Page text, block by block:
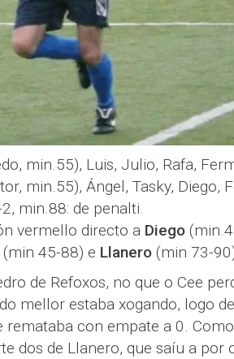
min.55), Luis, Julio, Rafa,
min.55), Ángel, Tasky, Diego,
min.88: de penalti.
vermello directo a Diego
(min 45-88) e Llanero(min 73-
de Refoxos, no que o Cee
mellor estaba xogando, logo
remataba con empate a 0.
dos de Llanero, que saíu a por